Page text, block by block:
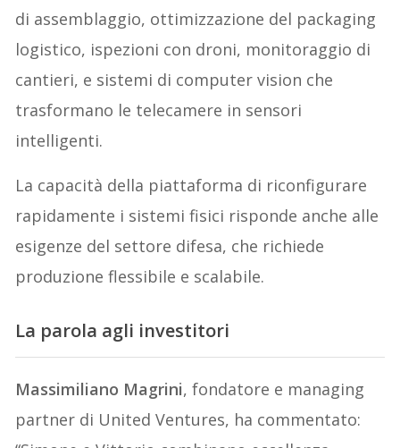
di assemblaggio, ottimizzazione del packaging
logistico, ispezioni con droni, monitoraggio di
cantieri, e sistemi di computer vision che
trasformano le telecamere in sensori
intelligenti.
La capacità della piattaforma di riconfigurare
rapidamente i sistemi fisici risponde anche alle
esigenze del settore difesa, che richiede
produzione flessibile e scalabile.
La parola agli investitori
Massimiliano Magrini, fondatore e managing
partner di United Ventures, ha commentato: